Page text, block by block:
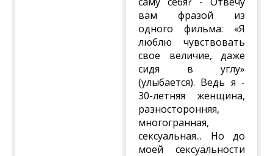
вам фразой из
одного фильма: «Я
люблю чувствовать
свое величие, даже
сидя в углу»
(улыбается). Ведь я -
30-летняя женщина,
разносторонняя,
многогранная,
сексуальная... Но до
моей сексуальности